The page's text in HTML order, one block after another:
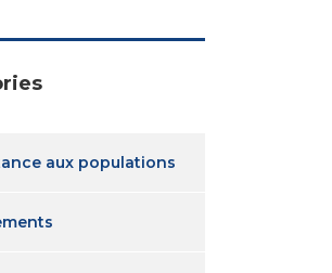
aux populations